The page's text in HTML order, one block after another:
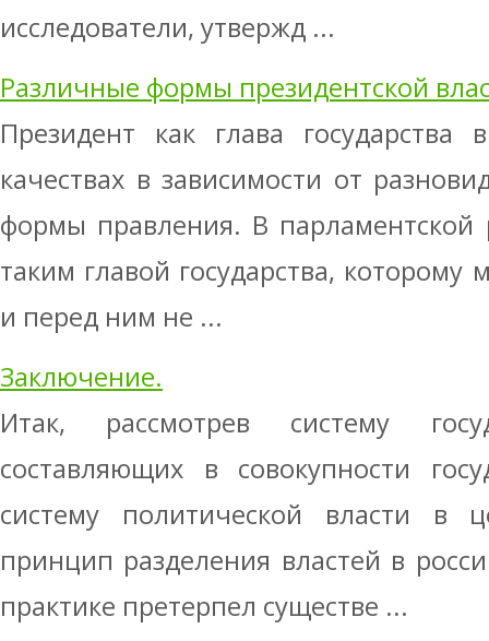
исследователи, утвержд ...
Различные формы президентской
Президент как глава государства
качествах в зависимости от
формы правления. В парламентской
таким главой государства,
и перед ним не ...
Заключение.
Итак, рассмотрев систему
составляющих в совокупности
систему политической власти
принцип разделения властей в
практике претерпел существе ...